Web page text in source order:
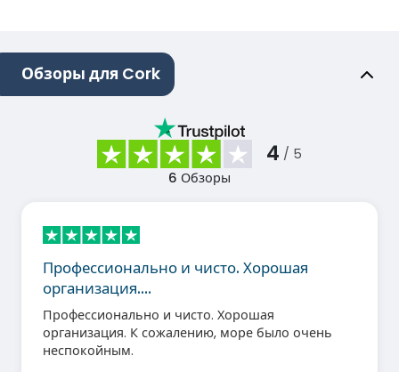
Обзоры для Cork
4 / 5
6 Обзоры
Профессионально и чисто. Хорошая
организация.…
Профессионально и чисто. Хорошая
организация. К сожалению, море было очень
неспокойным.